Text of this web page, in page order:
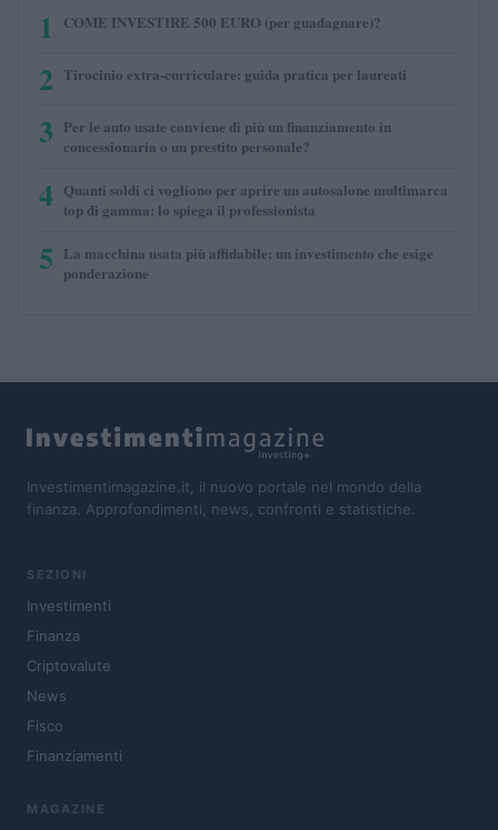
1 COME INVESTIRE 500 EURO (per guadagnare)?
2 Tirocinio extra-curriculare: guida pratica per laureati
3 Per le auto usate conviene di più un finanziamento in
concessionaria o un prestito personale?
4 Quanti soldi ci vogliono per aprire un autosalone multimarca
top di gamma: lo spiega il professionista
5 La macchina usata più affidabile: un investimento che esige
ponderazione
Investimentimagazine.it, il nuovo portale nel mondo della
finanza. Approfondimenti, news, confronti e statistiche.
SEZIONI
Investimenti
Finanza
Criptovalute
News
Fisco
Finanziamenti
MAGAZINE